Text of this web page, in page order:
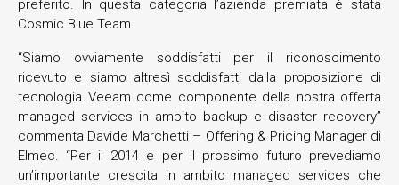
preferito. In questa categoria l’azienda premiata è stata
Cosmic Blue Team.
“Siamo ovviamente soddisfatti per il riconoscimento
ricevuto e siamo altresì soddisfatti dalla proposizione di
tecnologia Veeam come componente della nostra offerta
managed services in ambito backup e disaster recovery”
commenta Davide Marchetti – Offering & Pricing Manager di
Elmec. “Per il 2014 e per il prossimo futuro prevediamo
un’importante crescita in ambito managed services che